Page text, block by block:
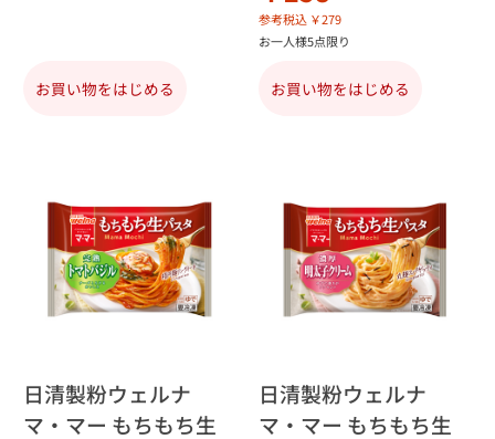
お買い物をはじめる
参考税込 ￥279
お一人様5点限り
お買い物をはじめる
日清製粉ウェルナ
マ・マー もちもち生
日清製粉ウェルナ
マ・マー もちもち生